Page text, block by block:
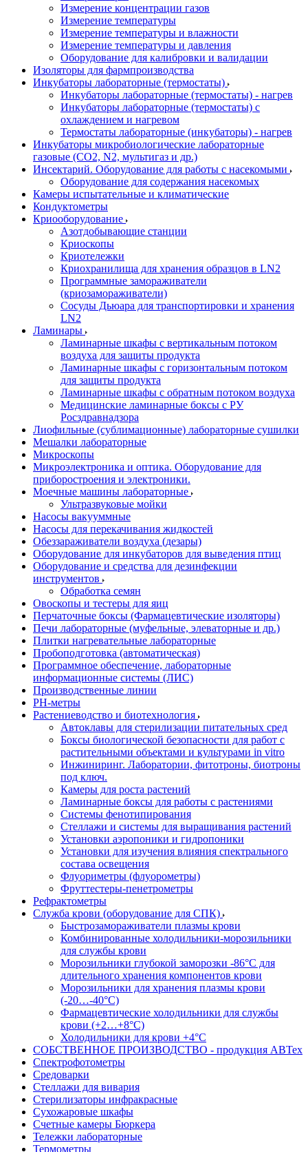
Измерение концентрации газов
Измерение температуры
Измерение температуры и влажности
Измерение температуры и давления
Оборудование для калибровки и валидации
Изоляторы для фармпроизводства
Инкубаторы лабораторные (термостаты)
Инкубаторы лабораторные (термостаты) - нагрев
Инкубаторы лабораторные (термостаты) с
охлаждением и нагревом
Термостаты лабораторные (инкубаторы) - нагрев
Инкубаторы микробиологические лабораторные
газовые (CO2, N2, мультигаз и др.)
Инсектарий. Оборудование для работы с насекомыми
Оборудование для содержания насекомых
Камеры испытательные и климатические
Кондуктометры
Криооборудование
Азотдобывающие станции
Криоскопы
Криотележки
Криохранилища для хранения образцов в LN2
Программные замораживатели
(криозамораживатели)
Сосуды Дьюара для транспортировки и хранения
LN2
Ламинары
Ламинарные шкафы с вертикальным потоком
воздуха для защиты продукта
Ламинарные шкафы с горизонтальным потоком
для защиты продукта
Ламинарные шкафы с обратным потоком воздуха
Медицинские ламинарные боксы с РУ
Росздравнадзора
Лиофильные (сублимационные) лабораторные сушилки
Мешалки лабораторные
Микроскопы
Микроэлектроника и оптика. Оборудование для
приборостроения и электроники.
Моечные машины лабораторные
Ультразвуковые мойки
Насосы вакууммные
Насосы для перекачивания жидкостей
Обеззараживатели воздуха (дезары)
Оборудование для инкубаторов для выведения птиц
Оборудование и средства для дезинфекции
инструментов
Обработка семян
Овоскопы и тестеры для яиц
Перчаточные боксы (Фармацевтические изоляторы)
Печи лабораторные (муфельные, элеваторные и др.)
Плитки нагревательные лабораторные
Пробоподготовка (автоматическая)
Программное обеспечение, лабораторные
информационные системы (ЛИС)
Производственные линии
РH-метры
Растениеводство и биотехнология
Автоклавы для стерилизации питательных сред
Боксы биологической безопасности для работ с
растительными объектами и культурами in vitro
Инжиниринг. Лаборатории, фитотроны, биотроны
под ключ.
Камеры для роста растений
Ламинарные боксы для работы с растениями
Системы фенотипирования
Стеллажи и системы для выращивания растений
Установки аэропоники и гидропоники
Установки для изучения влияния спектрального
состава освещения
Флуориметры (флуорометры)
Фруттестеры-пенетрометры
Рефрактометры
Служба крови (оборудование для СПК)
Быстрозамораживатели плазмы крови
Комбинированные холодильники-морозильники
для службы крови
Морозильники глубокой заморозки -86°С для
длительного хранения компонентов крови
Морозильники для хранения плазмы крови
(-20…-40°С)
Фармацевтические холодильники для службы
крови (+2…+8°С)
Холодильники для крови +4°С
СОБСТВЕННОЕ ПРОИЗВОДСТВО - продукция АВТех
Спектрофотометры
Средоварки
Стеллажи для вивария
Стерилизаторы инфракрасные
Сухожаровые шкафы
Счетные камеры Бюркера
Тележки лабораторные
Термометры